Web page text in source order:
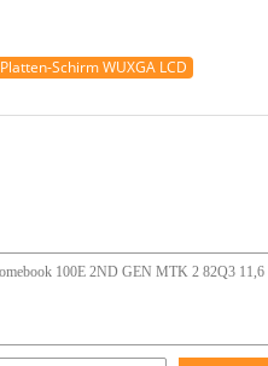
Platten-Schirm WUXGA LCD